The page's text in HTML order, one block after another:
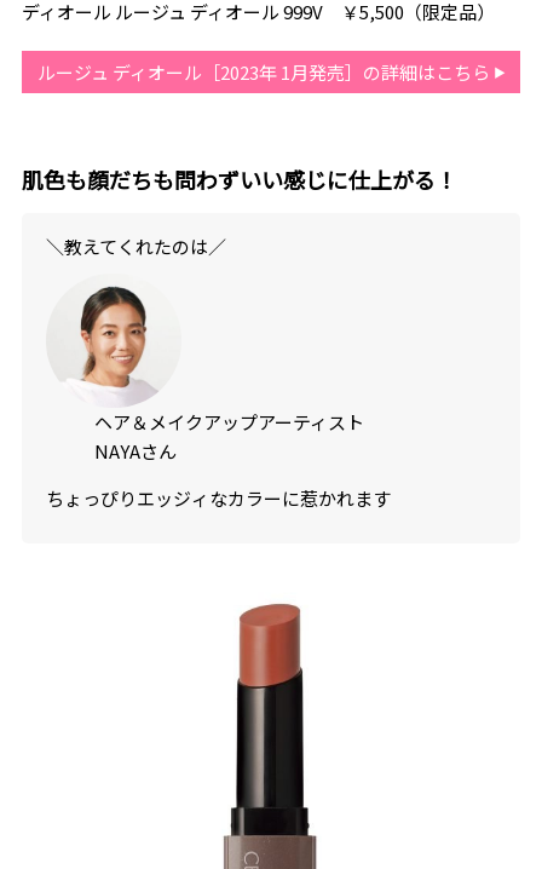
ディオール ルージュ ディオール 999V ￥5,500（限定品）
ルージュ ディオール［2023年 1月発売］の詳細はこちら
肌色も顔だちも問わずいい感じに仕上がる！
＼教えてくれたのは／
ヘア＆メイクアップアーティスト
NAYAさん
ちょっぴりエッジィなカラーに惹かれます